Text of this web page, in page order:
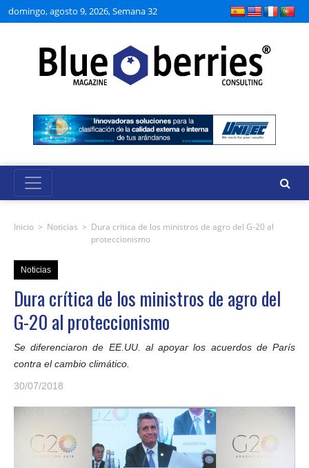
domingo, agosto 9, 2026, Semana 32
Inicio > Noticias > Dura crítica de los ministros de agro del G-20 al
proteccionismo
Noticias
Dura crítica de los ministros de agro del
G-20 al proteccionismo
Se diferenciaron de EE.UU. al apoyar los acuerdos de París
contra el cambio climático.
30/07/2018